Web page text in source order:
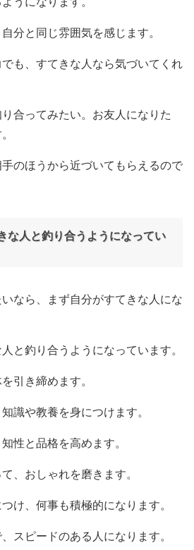
分と同じ雰囲気を感じます。
も、すてきな人なら気づいてくれ
り合ってみたい。お友人になりた
のほうから近づいてもらえるので
な人と釣り合うようになってい
なら、まず自分がすてきな人にな
と釣り合うようになっています。
引き締めます。
識や教養を身につけます。
性と品格を高めます。
、おしゃれを磨きます。
け、何事も積極的になります。
スピードのある人になります。